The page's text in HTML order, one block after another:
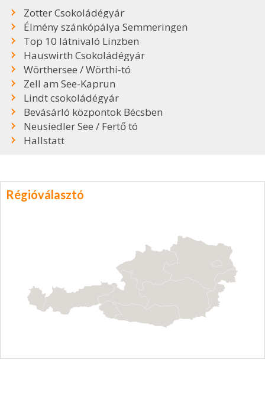
Zotter Csokoládégyár
Élmény szánkópálya Semmeringen
Top 10 látnivaló Linzben
Hauswirth Csokoládégyár
Wörthersee / Wörthi-tó
Zell am See-Kaprun
Lindt csokoládégyár
Bevásárló központok Bécsben
Neusiedler See / Fertő tó
Hallstatt
Régióválasztó